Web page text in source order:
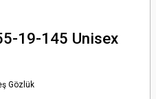
19-145 Unisex
Gözlük